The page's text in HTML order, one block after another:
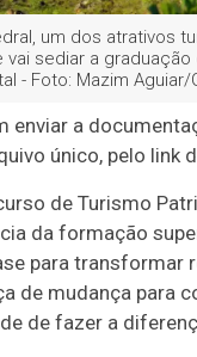
um dos atrativos
vai sediar a
- Foto: Mazim
enviar a
único, pelo link
de Turismo
da formação
para transformar
de mudança para
de fazer a